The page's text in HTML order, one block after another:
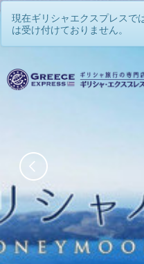
現在ギリシャエクスプレスで
は受け付けておりません。